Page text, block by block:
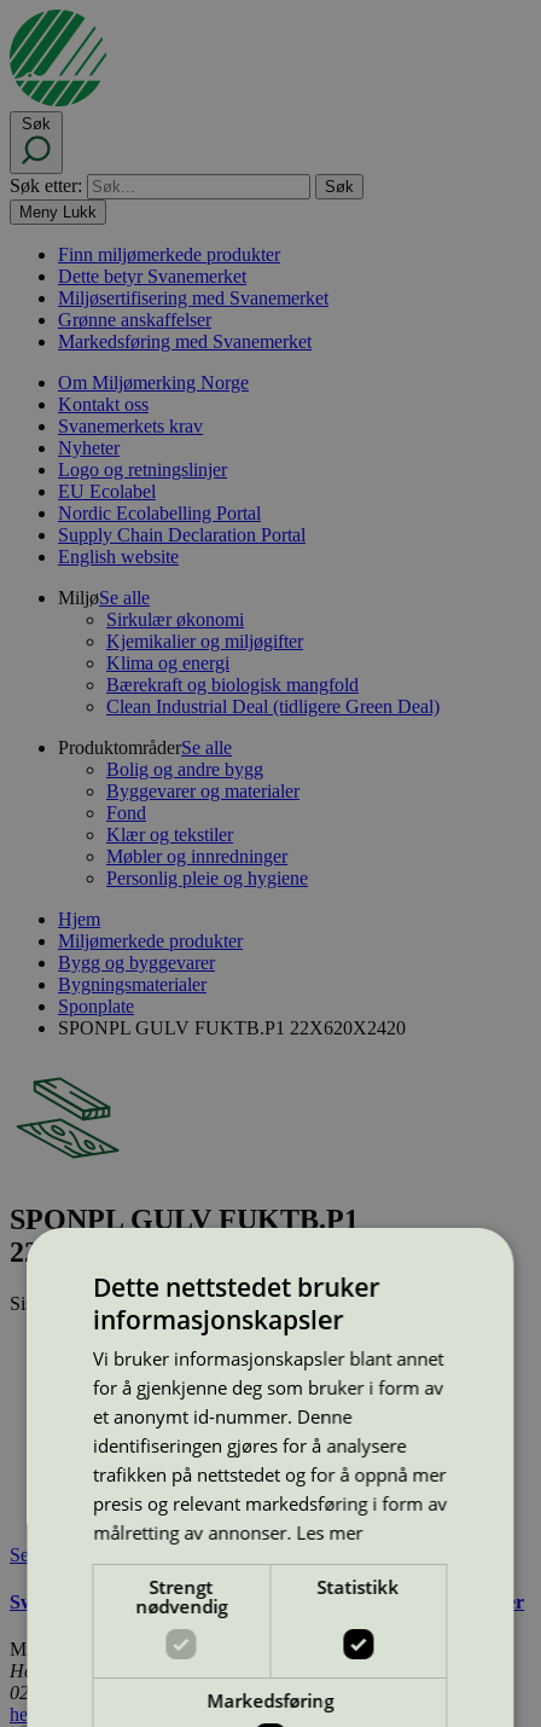
Søk
Søk etter:
Meny Lukk
Finn miljømerkede produkter
Dette betyr Svanemerket
Miljøsertifisering med Svanemerket
Grønne anskaffelser
Markedsføring med Svanemerket
Om Miljømerking Norge
Kontakt oss
Svanemerkets krav
Nyheter
Logo og retningslinjer
EU Ecolabel
Nordic Ecolabelling Portal
Supply Chain Declaration Portal
English website
MiljøSe alle
Sirkulær økonomi
Kjemikalier og miljøgifter
Klima og energi
Bærekraft og biologisk mangfold
Clean Industrial Deal (tidligere Green Deal)
ProduktområderSe alle
Bolig og andre bygg
Byggevarer og materialer
Fond
Klær og tekstiler
Møbler og innredninger
Personlig pleie og hygiene
Hjem
Miljømerkede produkter
Bygg og byggevarer
Bygningsmaterialer
Sponplate
SPONPL GULV FUKTB.P1 22X620X2420
SPONPL GULV FUKTB.P1
22X620X2420
Sist oppdatert24 jun 2026
Lisensnummer:
2010 0004
Miljømerke: Svanemerket
Merkevare:Arbor
Merkevare nettside: http://www.arbor.no
Lisensinnehaver: Arbor AS
Lisensinnehaver nettside:
http://www.arbor.no
Tilgjengelig i: Norge, Sverige
Se også
Svanemerkets krav til innvendig panel, lister og bygningsplater
Miljømerking Norge
Henrik Ibsens gate 20
0255 Oslo
hei@svanemerket.no
24 14 46 00 Org. nr: 971 279 362 MVA
Dette nettstedet bruker
informasjonskapsler
Vi bruker informasjonskapsler blant annet
for å gjenkjenne deg som bruker i form av
et anonymt id-nummer. Denne
identifiseringen gjøres for å analysere
trafikken på nettstedet og for å oppnå mer
presis og relevant markedsføring i form av
målretting av annonser. Les mer
Strengt
nødvendig
Statistikk
Markedsføring